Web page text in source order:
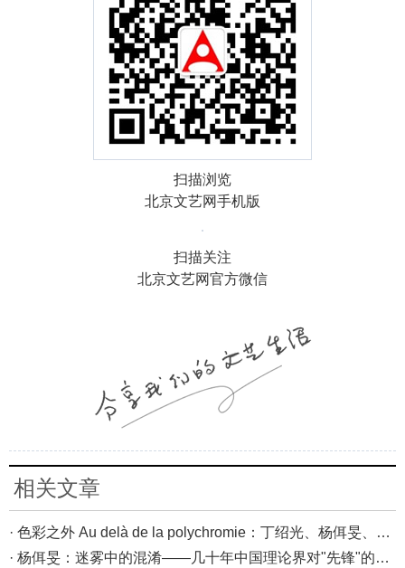
扫描浏览
北京文艺网手机版
扫描关注
北京文艺网官方微信
相关文章
· 色彩之外 Au delà de la polychromie：丁绍光、杨佴旻、Alain Cardenas·Castro巴黎展
· 杨佴旻：迷雾中的混淆——几十年中国理论界对"先锋"的误读，对创作的误导